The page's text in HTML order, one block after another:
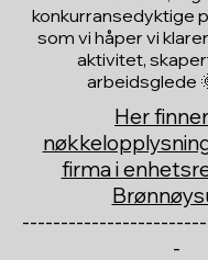
konkurransedyktige
som vi håper vi
aktivitet,
arbeidsglede
Her
firma i
-